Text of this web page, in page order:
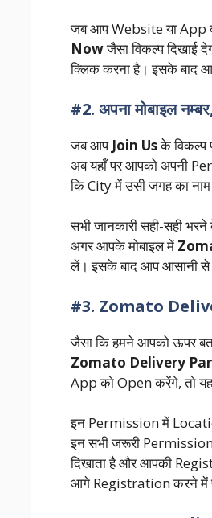
जब आप Website या App
Nowजैसा विकल्प दिखाई
क्लिक करना है। इसके बाद
#2. अपना मोबाइल
जब आप Join Usके विकल्प
अब यहाँ पर आपको अपनी
कि City में उसी जगह का
सभी जानकारी सही-सही
अगर आपके मोबाइल में
लें। इसके बाद आप आसानी
#3. Zomato
जैसा कि हमने आपको ऊपर
Zomato Delivery
App को Open करेंगे, तो
इन Permission में
इन सभी जरूरी
दिखाता है और आपकी
आगे Registration करने में